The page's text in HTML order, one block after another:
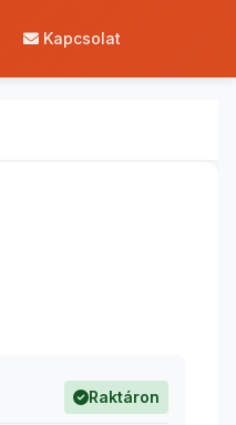
Kapcsolat
Raktáron